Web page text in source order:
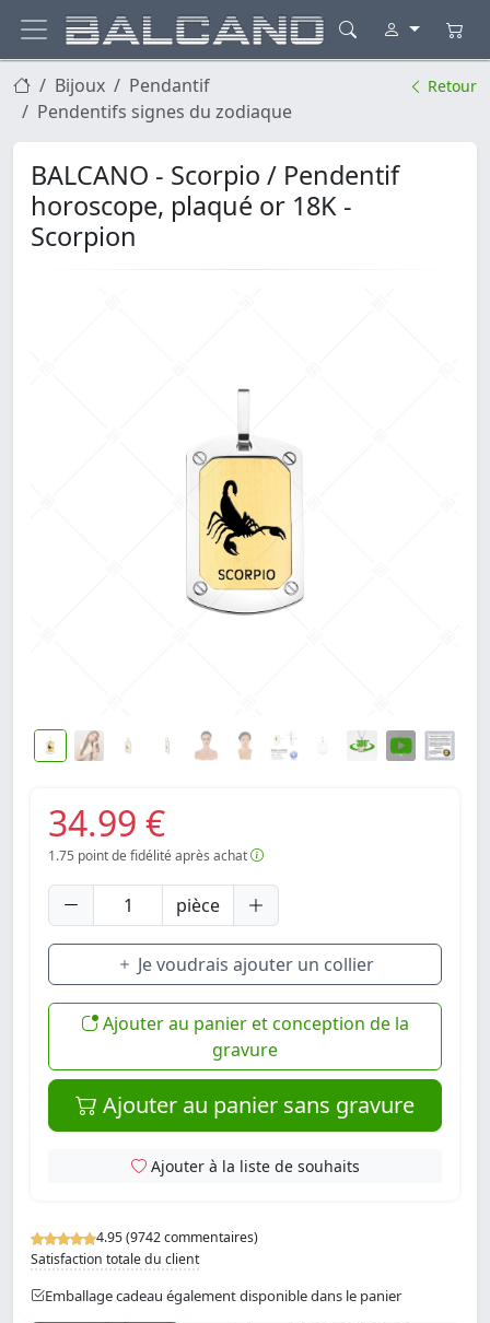
Bijoux
Pendantif
Pendentifs signes du zodiaque
Retour
BALCANO - Scorpio / Pendentif
horoscope, plaqué or 18K -
Scorpion
4.95 (9742 commentaires)
Satisfaction totale du client
Emballage cadeau également disponible dans le panier
34.99 €
1.75 point de fidélité après achat
pièce
Je voudrais ajouter un collier
Ajouter au panier et conception de la
gravure
Ajouter au panier sans gravure
Ajouter à la liste de souhaits